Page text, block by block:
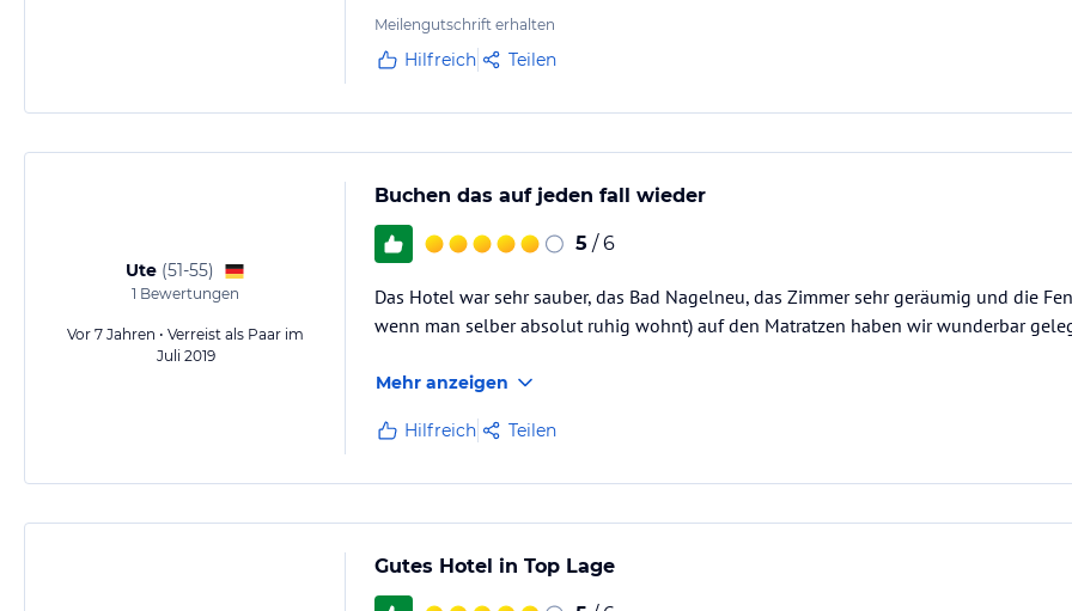
Meilengutschrift erhalten
Hilfreich Teilen
Ute (51-55)
1 Bewertungen
Vor 7 Jahren • Verreist als Paar im
Juli 2019
Buchen das auf jeden fall wieder
5 / 6
Das Hotel war sehr sauber, das Bad Nagelneu, das Zimmer sehr geräumig und die
wenn man selber absolut ruhig wohnt) auf den Matratzen haben wir wunderbar
Mehr anzeigen
Hilfreich Teilen
Gutes Hotel in Top Lage